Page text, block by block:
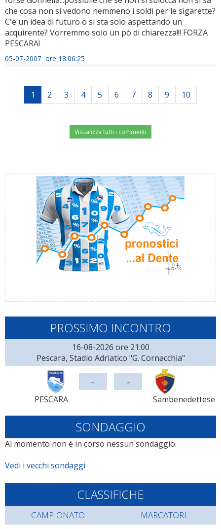
che cosa non si vedono nemmeno i soldi per le sigarette?
C'è un idea di futuro o si sta solo aspettando un
acquirente? Vorremmo solo un pò di chiarezza!!! FORZA
PESCARA!
05-07-2007 ore 18:06:25
1 2 3 4 5 6 7 8 9 10
Visualizza tutti i commenti
PROSSIMO INCONTRO
16-08-2026 ore 21:00
Pescara, Stadio Adriatico "G. Cornacchia"
PESCARA
- -
Sambenedettese
SONDAGGIO
Al momento non è in corso nessun sondaggio.
Vedi i vecchi sondaggi
CLASSIFICHE
CAMPIONATO MARCATORI